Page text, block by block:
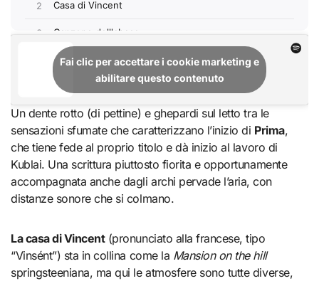
Fai clic per accettare i cookie marketing e
abilitare questo contenuto
Un dente rotto (di pettine) e ghepardi sul letto tra le
sensazioni sfumate che caratterizzano l’inizio di Prima,
che tiene fede al proprio titolo e dà inizio al lavoro di
Kublai. Una scrittura piuttosto fiorita e opportunamente
accompagnata anche dagli archi pervade l’aria, con
distanze sonore che si colmano.
La casa di Vincent(pronunciato alla francese, tipo
“Vinsént”) sta in collina come la Mansion on the hill
springsteeniana, ma qui le atmosfere sono tutte diverse,